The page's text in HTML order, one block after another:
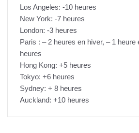
Los Angeles: -10 heures
New York: -7 heures
London: -3 heures
Paris : – 2 heures en hiver, – 1 heure
heures
Hong Kong: +5 heures
Tokyo: +6 heures
Sydney: + 8 heures
Auckland: +10 heures